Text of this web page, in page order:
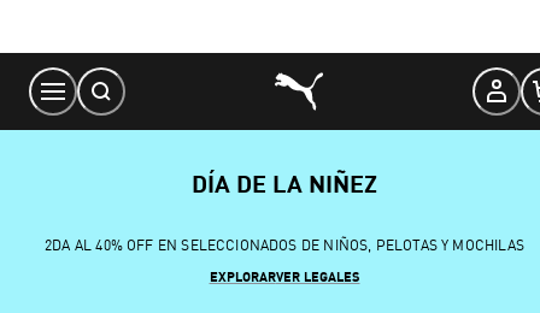
Content
DÍA DE LA NIÑEZ
2DA AL 40% OFF EN SELECCIONADOS DE NIÑOS, PELOTAS Y MOCHILAS
EXPLORARVER LEGALES